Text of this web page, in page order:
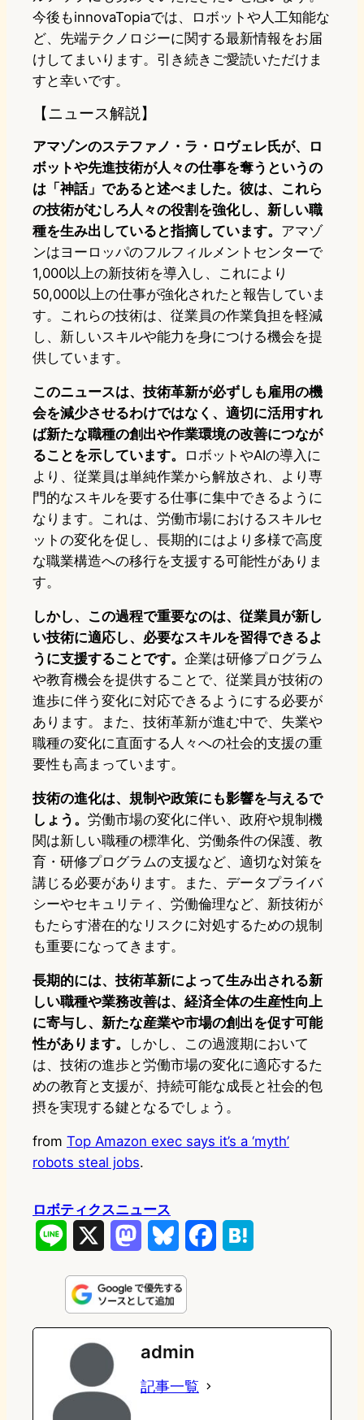
今後もinnovaTopiaでは、ロボットや人工知能な
ど、先端テクノロジーに関する最新情報をお届
けしてまいります。引き続きご愛読いただけま
すと幸いです。
【ニュース解説】
アマゾンのステファノ・ラ・ロヴェレ氏が、ロ
ボットや先進技術が人々の仕事を奪うというの
は「神話」であると述べました。彼は、これら
の技術がむしろ人々の役割を強化し、新しい職
種を生み出していると指摘しています。 アマゾ
ンはヨーロッパのフルフィルメントセンターで
1,000以上の新技術を導入し、これにより
50,000以上の仕事が強化されたと報告していま
す。これらの技術は、従業員の作業負担を軽減
し、新しいスキルや能力を身につける機会を提
供しています。
このニュースは、技術革新が必ずしも雇用の機
会を減少させるわけではなく、適切に活用すれ
ば新たな職種の創出や作業環境の改善につなが
ることを示しています。
ロボットやAIの導入に
より、従業員は単純作業から解放され、より専
門的なスキルを要する仕事に集中できるように
なります。これは、労働市場におけるスキルセ
ットの変化を促し、長期的にはより多様で高度
な職業構造への移行を支援する可能性がありま
す。
しかし、この過程で重要なのは、従業員が新し
い技術に適応し、必要なスキルを習得できるよ
うに支援することです。 企業は研修プログラム
や教育機会を提供することで、従業員が技術の
進歩に伴う変化に対応できるようにする必要が
あります。また、技術革新が進む中で、失業や
職種の変化に直面する人々への社会的支援の重
要性も高まっています。
技術の進化は、規制や政策にも影響を与えるで
しょう。 労働市場の変化に伴い、政府や規制機
関は新しい職種の標準化、労働条件の保護、教
育・研修プログラムの支援など、適切な対策を
講じる必要があります。また、データプライバ
シーやセキュリティ、労働倫理など、新技術が
もたらす潜在的なリスクに対処するための規制
も重要になってきます。
長期的には、技術革新によって生み出される新
しい職種や業務改善は、経済全体の生産性向上
に寄与し、新たな産業や市場の創出を促す可能
性があります。
しかし、この過渡期において
は、技術の進歩と労働市場の変化に適応するた
めの教育と支援が、持続可能な成長と社会的包
摂を実現する鍵となるでしょう。
from Top Amazon exec says it’s a ‘myth’
robots steal jobs.
ロボティクスニュース
n
e
s
t
o
d
u
e
s
k
e
e
admin
記事一覧